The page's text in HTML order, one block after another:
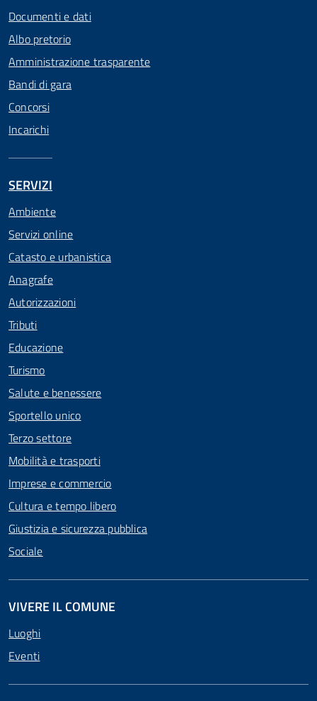
Documenti e dati
Albo pretorio
Amministrazione trasparente
Bandi di gara
Concorsi
Incarichi
SERVIZI
Ambiente
Servizi online
Catasto e urbanistica
Anagrafe
Autorizzazioni
Tributi
Educazione
Turismo
Salute e benessere
Sportello unico
Terzo settore
Mobilità e trasporti
Imprese e commercio
Cultura e tempo libero
Giustizia e sicurezza pubblica
Sociale
VIVERE IL COMUNE
Luoghi
Eventi